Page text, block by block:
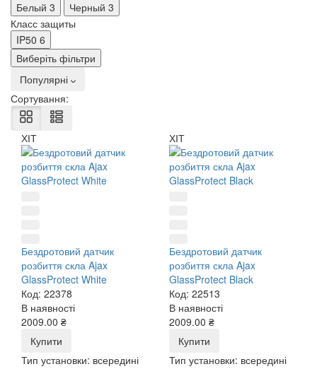
Белый 3 Черный 3
Класс защиты
IP50 6
Виберіть фільтри
Популярні
Сортування:
ХІТ
Бездротовий датчик
розбиття скла Ajax
GlassProtect White
Код: 22378
В наявності
2009.00 ₴
Купити
Тип установки: всередині
ХІТ
Бездротовий датчик
розбиття скла Ajax
GlassProtect Black
Код: 22513
В наявності
2009.00 ₴
Купити
Тип установки: всередині